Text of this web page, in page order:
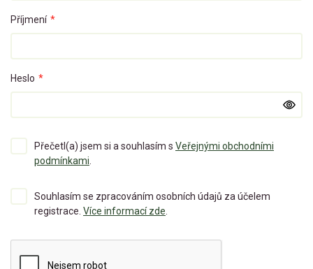
Příjmení *
Heslo *
Přečetl(a) jsem si a souhlasím s Veřejnými obchodními
podmínkami
Souhlasím se zpracováním osobních údajů za účelem
registrace. Více informací zde